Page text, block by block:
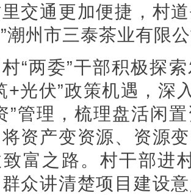
交通更加便捷，村
潮州市三泰茶业有限
“两委”干部积极探
+光伏”政策机遇，深
”管理，梳理盘活闲
资产变资源、资源
富之路。 村干部进
众讲清楚项目建设